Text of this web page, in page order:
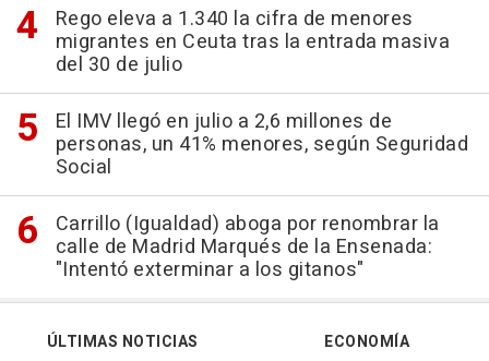
Rego eleva a 1.340 la cifra de menores
migrantes en Ceuta tras la entrada masiva
del 30 de julio
El IMV llegó en julio a 2,6 millones de
personas, un 41% menores, según Seguridad
Social
Carrillo (Igualdad) aboga por renombrar la
calle de Madrid Marqués de la Ensenada:
"Intentó exterminar a los gitanos"
ÚLTIMAS NOTICIAS
ECONOMÍA